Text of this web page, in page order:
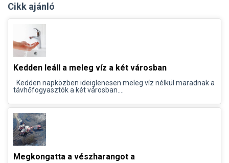
Cikk ajánló
Kedden leáll a meleg víz a két városban
Kedden napközben ideiglenesen meleg víz nélkül maradnak a
távhőfogyasztók a két városban....
Megkongatta a vészharangot a